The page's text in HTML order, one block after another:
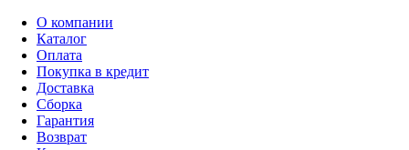
О компании
Каталог
Оплата
Покупка в кредит
Доставка
Сборка
Гарантия
Возврат